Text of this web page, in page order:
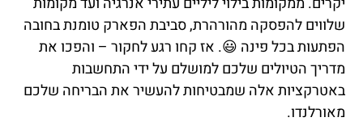
שלווים להפסקה מהורהרת, סביבת הפארק טומנת בחובה
הפתעות בכל פינה 😃. אז קחו רגע לחקור – והפכו את
מדריך הטיולים שלכם למושלם על ידי התחשבות
באטרקציות אלה שמבטיחות להעשיר את הבריחה שלכם
מאורלנדו.